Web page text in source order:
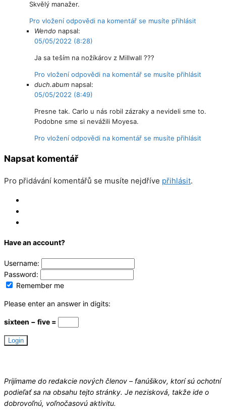
Skvělý manažer.
Pro vložení odpovědi na komentář se musíte přihlásit
Wendo napsal:
05/05/2022 (8:28)
Ja sa teším na nožíkárov z Millwall ???
Pro vložení odpovědi na komentář se musíte přihlásit
duch.abum napsal:
05/05/2022 (8:49)
Presne tak. Carlo u nás robil zázraky a nevideli sme to.
Podobne sme si nevážili Moyesa.
Pro vložení odpovědi na komentář se musíte přihlásit
Napsat komentář
Pro přidávání komentářů se musíte nejdříve přihlásit.
Have an account?
Username:
Password:
Remember me
Please enter an answer in digits:
sixteen − five =
Prijímame do redakcie nových členov – fanúšikov, ktorí sú ochotní
podieľať sa na obsahu tejto stránky. Je nezisková, takže ide o
dobrovoľnú, voľnočasovú aktivitu.